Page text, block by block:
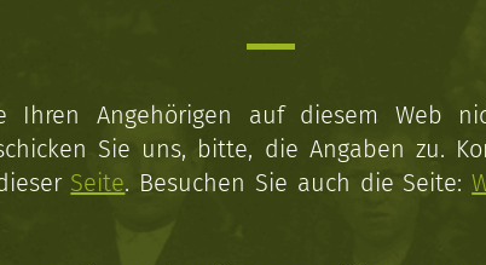
Ihren Angehörigen auf diesem Web
Sie uns, bitte, die Angaben zu.
Seite. Besuchen Sie auch die Seite: